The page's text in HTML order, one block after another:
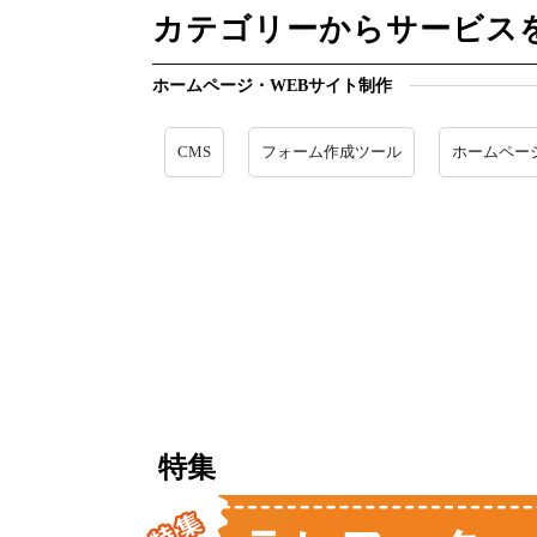
カテゴリーからサービス
ホームページ・WEBサイト制作
CMS フォーム作成ツール ホームペー
特集